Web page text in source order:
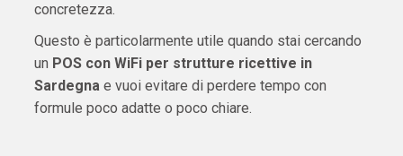
concretezza.
Questo è particolarmente utile quando stai cercando
un POS con WiFi per strutture ricettive in
Sardegnae vuoi evitare di perdere tempo con
formule poco adatte o poco chiare.